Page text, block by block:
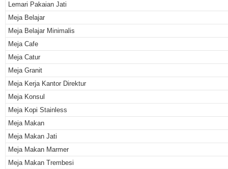
Lemari Pakaian Jati
Meja Belajar
Meja Belajar Minimalis
Meja Cafe
Meja Catur
Meja Granit
Meja Kerja Kantor Direktur
Meja Konsul
Meja Kopi Stainless
Meja Makan
Meja Makan Jati
Meja Makan Marmer
Meja Makan Trembesi